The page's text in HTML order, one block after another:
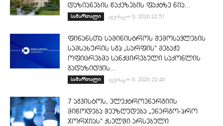
დაზიანების წაქეზების ფაქტზე ნია...
სამართალი აგვისტო 6, 2026 22:51
ფინანსთა სამინისტროს შემოსავლების
სამსახურის სგპ „სარფის“ მებაჟე
ოფიცრებმა სანქცირებული საქონლის
გადაზიდვის...
სამართალი აგვისტო 6, 2026 22:46
7 აგვისტოს, ელექტროენერგიის
მიწოდება შეეზღუდება „ენერგო-პრო
ჯორჯიას“ ქსელში არსებული